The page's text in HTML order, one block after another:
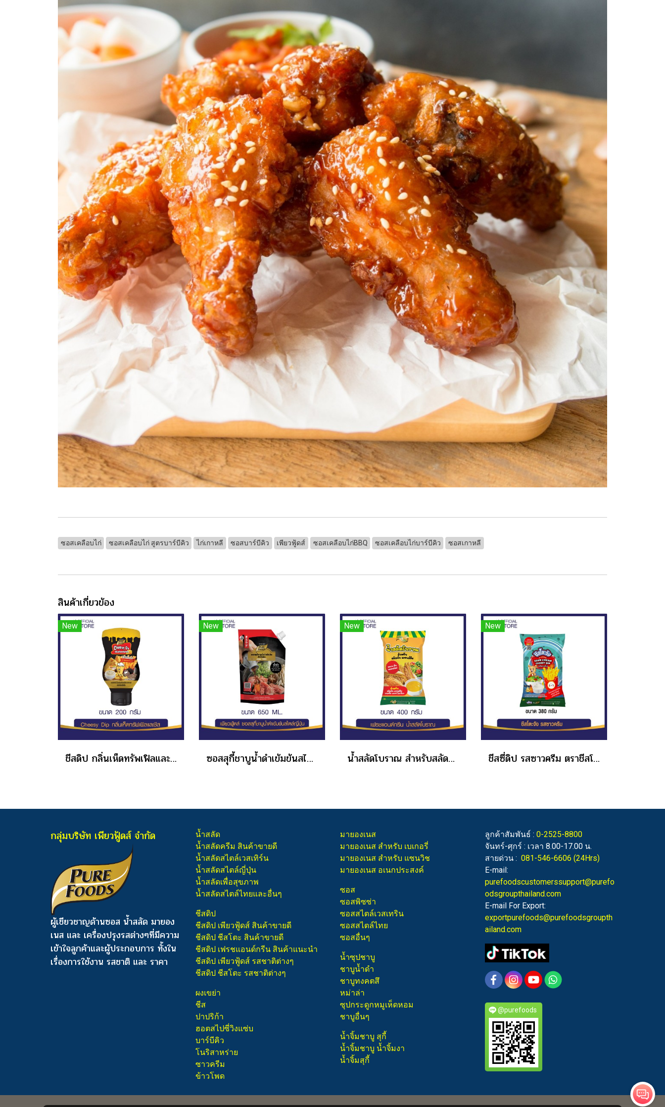
ซอสเคลือบไก่ ซอสเคลือบไก่ สูตรบาร์บีคิว ไก่เกาหลี ซอสบาร์บีคิว เพียวฟู้ดส์ ซอสเคลือบไก่BBQ ซอสเคลือบไก่บาร์บีคิว ซอสเกาหลี
สินค้าเกี่ยวข้อง
New
ชีสดิป กลิ่นเห็ดทรัพเฟิลและชีส ขนาด 200 กรัม
New
ซอสสุกี้ชาบูน้ำดำเข้มข้นสไตล์ญี่ปุ่น 650 ML.
New
น้ำสลัดโบราณ สำหรับสลัดผัก แซนด์วิช โบราณ เฟรช & กรีน ขนาด 400 กรัม
New
ชีสซี่ดิป รสซาวครีม ตราชีสโตะจัง แบบถุง ขนาด 380 กรัม
กลุ่มบริษัท เพียวฟู้ดส์ จำกัด
ผู้เชียวชาญด้านซอส น้ำสลัด มายอง
เนส และ เครื่องปรุงรสต่างๆที่มีความ
เข้าใจลูกค้าและผู้ประกอบการ ทั้งใน
เรื่องการใช้งาน รสชาติ และ ราคา
น้ำสลัด
น้ำสลัดครีม สินค้าขายดี
น้ำสลัดสไตล์เวสเทิร์น
น้ำสลัดสไตล์ญี่ปุ่น
น้ำสลัดเพื่อสุขภาพ
น้ำสลัดสไตล์ไทยและอื่นๆ
ชีสดิป
ชีสดิป เพียวฟู้ดส์ สินค้าขายดี
ชีสดิป ชีสโตะ สินค้าขายดี
ชีสดิป เฟรชแอนด์กรีน สินค้าแนะนำ
ชีสดิป เพียวฟู้ดส์ รสชาติต่างๆ
ชีสดิป ชีสโตะ รสชาติต่างๆ
ผงเขย่า
ชีส
ปาปริก้า
ฮอตสไปซี่วิงแซ่บ
บาร์บีคิว
โนริสาหร่าย
ซาวครีม
ข้าวโพด
มายองเนส
มายองเนส สำหรับ เบเกอรี่
มายองเนส สำหรับ แซนวิช
มายองเนส อเนกประสงค์
ซอส
ซอสพิซซ่า
ซอสสไตล์เวสเทริน
ซอสสไตล์ไทย
ซอสอื่นๆ
น้ำซุปชาบู
ชาบูน้ำดำ
ชาบูทงคตสึ
หม่าล่า
ซุปกระดูกหมูเห็ดหอม
ชาบูอื่นๆ
น้ำจิ้มชาบู สุกี้
น้ำจิ้มชาบู น้ำจิ้มงา
น้ำจิ้มสุกี้
ลูกค้าสัมพันธ์ : 0-2525-8800
จันทร์-ศุกร์ : เวลา 8.00-17.00 น.
สายด่วน : 081-546-6606 (24Hrs)
E-mail:
purefoodscustomerssupport@purefo
odsgroupthailand.com
E-mail For Export:
exportpurefoods@purefoodsgroupth
ailand.com
@purefoods